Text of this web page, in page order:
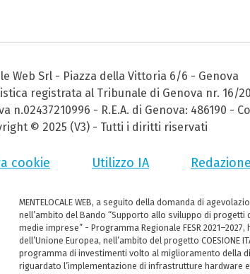
Web Srl - Piazza della Vittoria 6/6 - Genova
registrata al Tribunale di Genova nr. 16/
- R.E.A. di Genova: 486190 -
© 2025 (V3) - Tutti i diritti riservati
cookie Utilizzo IA Redazione
MENTELOCALE WEB, a seguito della domanda di
nell’ambito del Bando “Supporto allo sviluppo di
medie imprese” - Programma Regionale FESR
dell’Unione Europea, nell’ambito del progetto COESIONE
programma di investimenti volto al miglioramento della
riguardato l’implementazione di infrastrutture hardware